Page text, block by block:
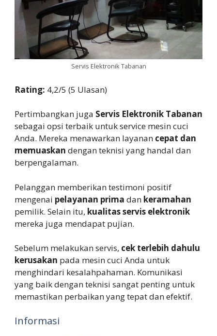
Servis Elektronik Tabanan
Rating: 4,2/5 (5 Ulasan)
Pertimbangkan juga Servis Elektronik Tabanan
sebagai opsi terbaik untuk service mesin cuci
Anda. Mereka menawarkan layanan cepat dan
memuaskan dengan teknisi yang handal dan
berpengalaman.
Pelanggan memberikan testimoni positif
mengenai pelayanan prima dan keramahan
pemilik. Selain itu, kualitas servis elektronik
mereka juga mendapat pujian.
Sebelum melakukan servis, cek terlebih dahulu
kerusakan pada mesin cuci Anda untuk
menghindari kesalahpahaman. Komunikasi
yang baik dengan teknisi sangat penting untuk
memastikan perbaikan yang tepat dan efektif.
Informasi